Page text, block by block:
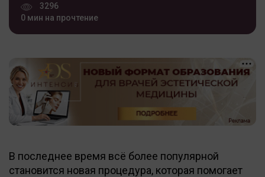
3296
0 мин на прочтение
В последнее время всё более популярной
становится новая процедура, которая помогает